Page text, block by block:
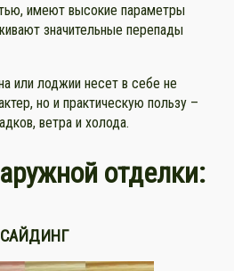
имеют высокие параметры
значительные перепады
или лоджии несет в себе не
но и практическую пользу –
ветра и холода.
отделки:
САЙДИНГ